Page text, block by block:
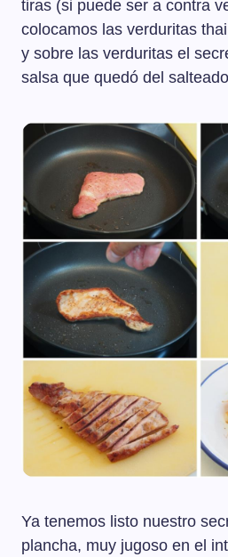
tiras (si puede ser a contra
colocamos las verduritas
y sobre las verduritas el
salsa que quedó del
Ya tenemos listo nuestro
plancha, muy jugoso en el